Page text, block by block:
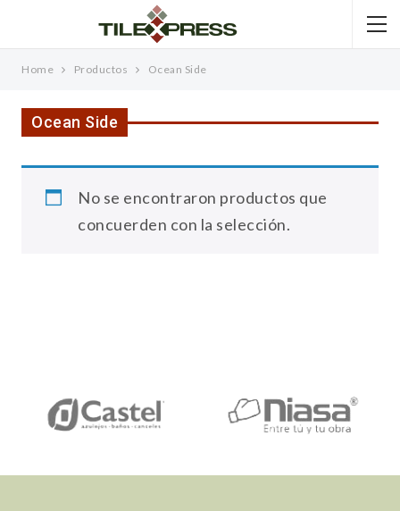
Home Productos Ocean Side
Ocean Side
No se encontraron productos que
concuerden con la selección.